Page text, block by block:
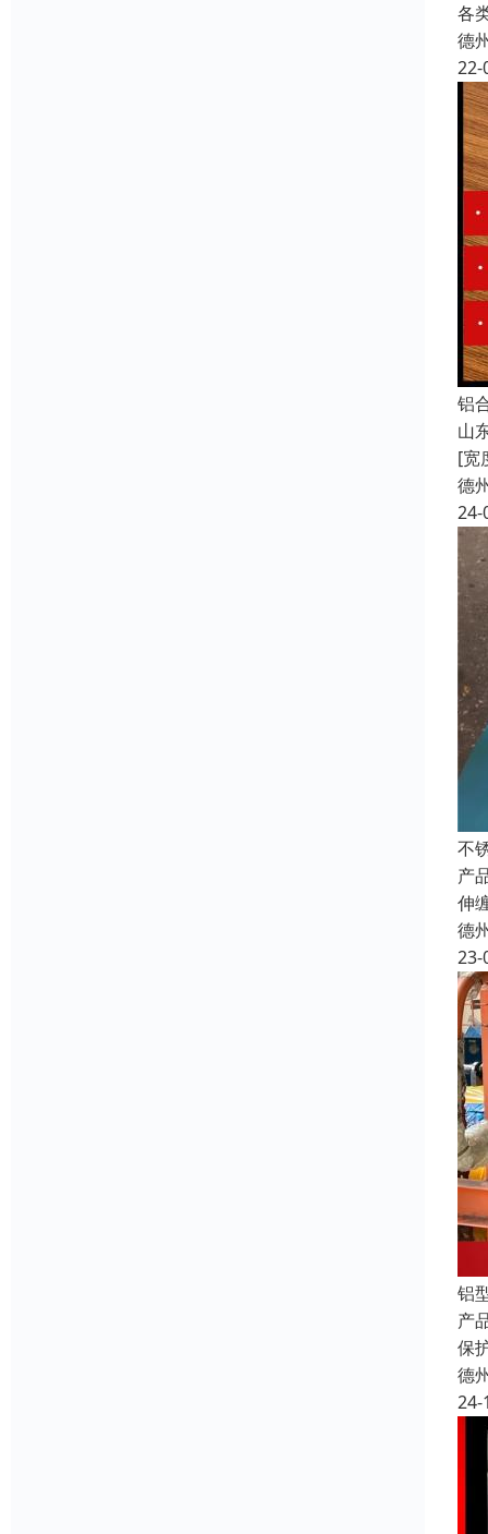
各
德
22-
铝
山
[宽
德
24-
不
产
伸
德
23-
铝
产
保
德
24-